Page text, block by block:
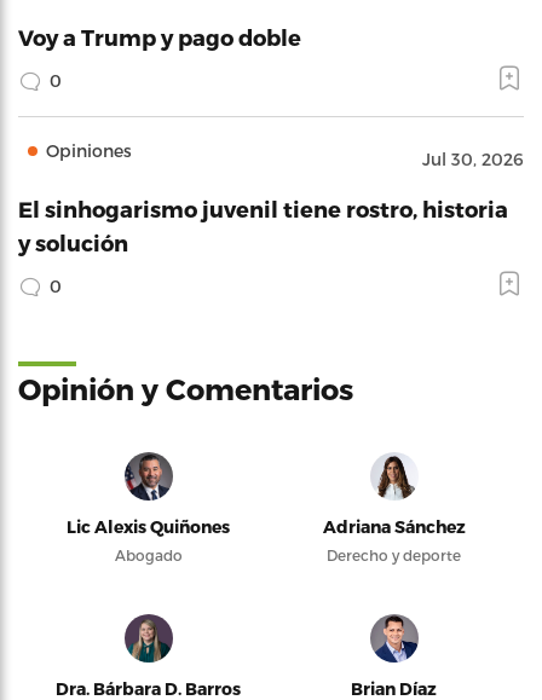
Voy a Trump y pago doble
0
Opiniones Jul 30, 2026
El sinhogarismo juvenil tiene rostro, historia
y solución
0
Opinión y Comentarios
Lic Alexis Quiñones
Abogado
Adriana Sánchez
Derecho y deporte
Dra. Bárbara D. Barros Brian Díaz